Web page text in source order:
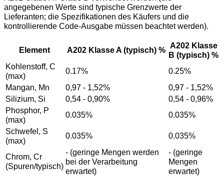
angegebenen Werte sind typische Grenzwerte der
Lieferanten; die Spezifikationen des Käufers und die
kontrollierende Code-Ausgabe müssen beachtet werden).
Element A202 Klasse A (typisch) % A202 Klasse
B (typisch) %
Kohlenstoff, C
(max)
0.17%
0.25%
Mangan, Mn
0,97 - 1,52%
0,97 - 1,52%
Silizium, Si
0,54 - 0,90%
0,54 - 0,96%
Phosphor, P
(max)
0.035%
0.035%
Schwefel, S
(max)
0.035% 0.035%
Chrom, Cr
(Spuren/typisch)
- (geringe Mengen werden
bei der Verarbeitung
erwartet)
- (geringe
Mengen
erwartet)